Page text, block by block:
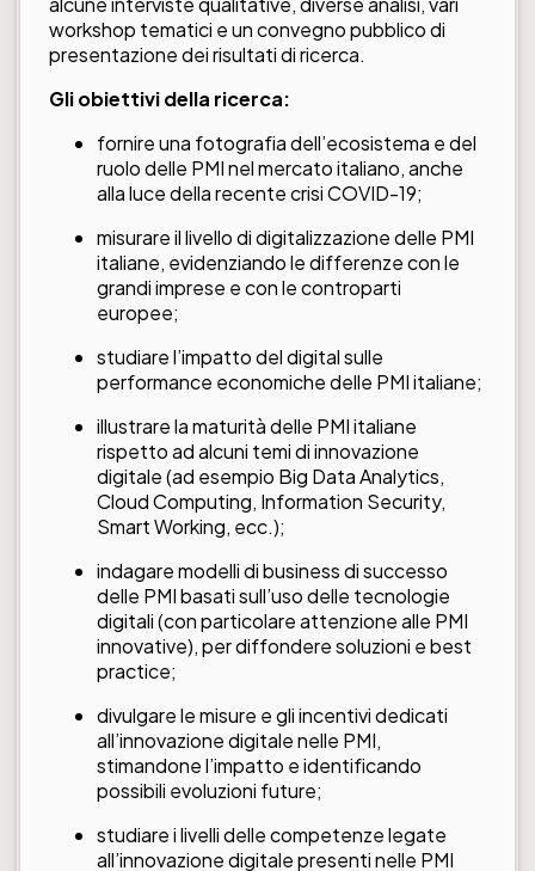
workshop tematici e un convegno pubblico di
presentazione dei risultati di ricerca.
Gli obiettivi della ricerca:
fornire una fotografia dell’ecosistema e del
ruolo delle PMI nel mercato italiano, anche
alla luce della recente crisi COVID-19;
misurare il livello di digitalizzazione delle PMI
italiane, evidenziando le differenze con le
grandi imprese e con le controparti
europee;
studiare l’impatto del digital sulle
performance economiche delle PMI italiane;
illustrare la maturità delle PMI italiane
rispetto ad alcuni temi di innovazione
digitale (ad esempio Big Data Analytics,
Cloud Computing, Information Security,
Smart Working, ecc.);
indagare modelli di business di successo
delle PMI basati sull’uso delle tecnologie
digitali (con particolare attenzione alle PMI
innovative), per diffondere soluzioni e best
practice;
divulgare le misure e gli incentivi dedicati
all’innovazione digitale nelle PMI,
stimandone l’impatto e identificando
possibili evoluzioni future;
studiare i livelli delle competenze legate
all’innovazione digitale presenti nelle PMI